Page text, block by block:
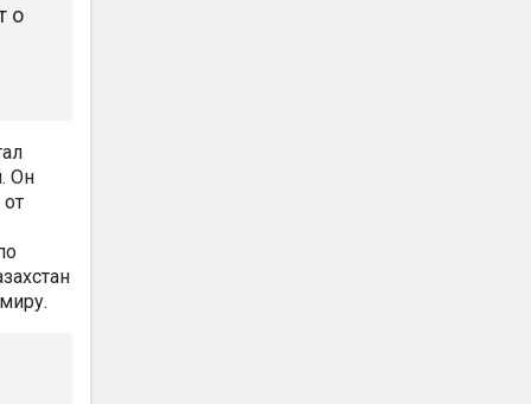
о
Он